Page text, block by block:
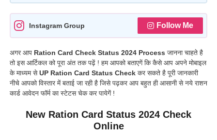
Instagram Group Follow Me
अगर आप Ration Card Check Status 2024 Process जानना चाहते है
तो इस आर्टिकल को पूरा अंत तक पढ़ें ! हम आपको बताएगें कि कैसे आप अपने मोबाइल
के माध्यम सेUP Ration Card Status Check कर सकते है पूरी जानकारी
नीचे आपको विस्तार में बताई जा रही है जिसे पढ़कर आप बहुत ही आसानी से नये राशन
कार्ड आवेदन फॉर्म का स्टेटस चेक कर पायेगें !
New Ration Card Status 2024 Check
Online